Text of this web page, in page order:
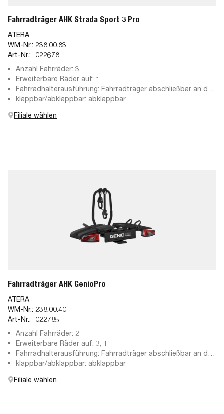
Fahrradträger AHK Strada Sport 3 Pro
ATERA
WM-Nr.: 238.00.83
Art-Nr.:
022678
Anzahl Fahrräder: 3
Erweiterbare Räder auf: 1
Fahrradhalterausführung: Fahrradträger abschließbar an der
Anhängekupplung, abschließbare Haltearme, abnehmbare
klappbar/abklappbar: abklappbar
Filiale wählen
Fahrradträger AHK GenioPro
ATERA
WM-Nr.: 238.00.40
Art-Nr.:
022785
Anzahl Fahrräder: 2
Erweiterbare Räder auf: 3, 1
Fahrradhalterausführung: Fahrradträger abschließbar an der
Anhängekupplung, abschließbare Haltearme, abnehmbare
klappbar/abklappbar: abklappbar
Filiale wählen